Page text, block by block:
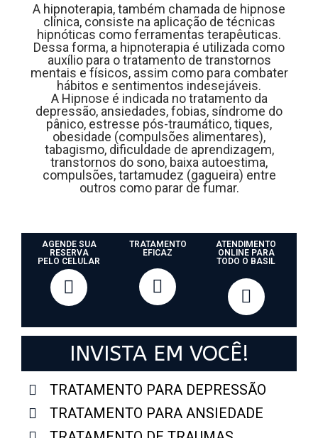
A hipnoterapia, também chamada de hipnose
clínica, consiste na aplicação de técnicas
hipnóticas como ferramentas terapêuticas.
Dessa forma, a hipnoterapia é utilizada como
auxílio para o tratamento de transtornos
mentais e físicos, assim como para combater
hábitos e sentimentos indesejáveis.
A Hipnose é indicada no tratamento da
depressão, ansiedades, fobias, síndrome do
pânico, estresse pós-traumático, tiques,
obesidade (compulsões alimentares),
tabagismo, dificuldade de aprendizagem,
transtornos do sono, baixa autoestima,
compulsões, tartamudez (gagueira) entre
outros como parar de fumar.
AGENDE SUA
RESERVA
PELO CELULAR
TRATAMENTO
EFICAZ
ATENDIMENTO
ONLINE PARA
TODO O BASIL
INVISTA EM VOCÊ!
TRATAMENTO PARA DEPRESSÃO
TRATAMENTO PARA ANSIEDADE